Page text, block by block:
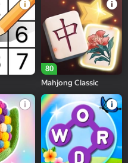
80
Mahjong Classic